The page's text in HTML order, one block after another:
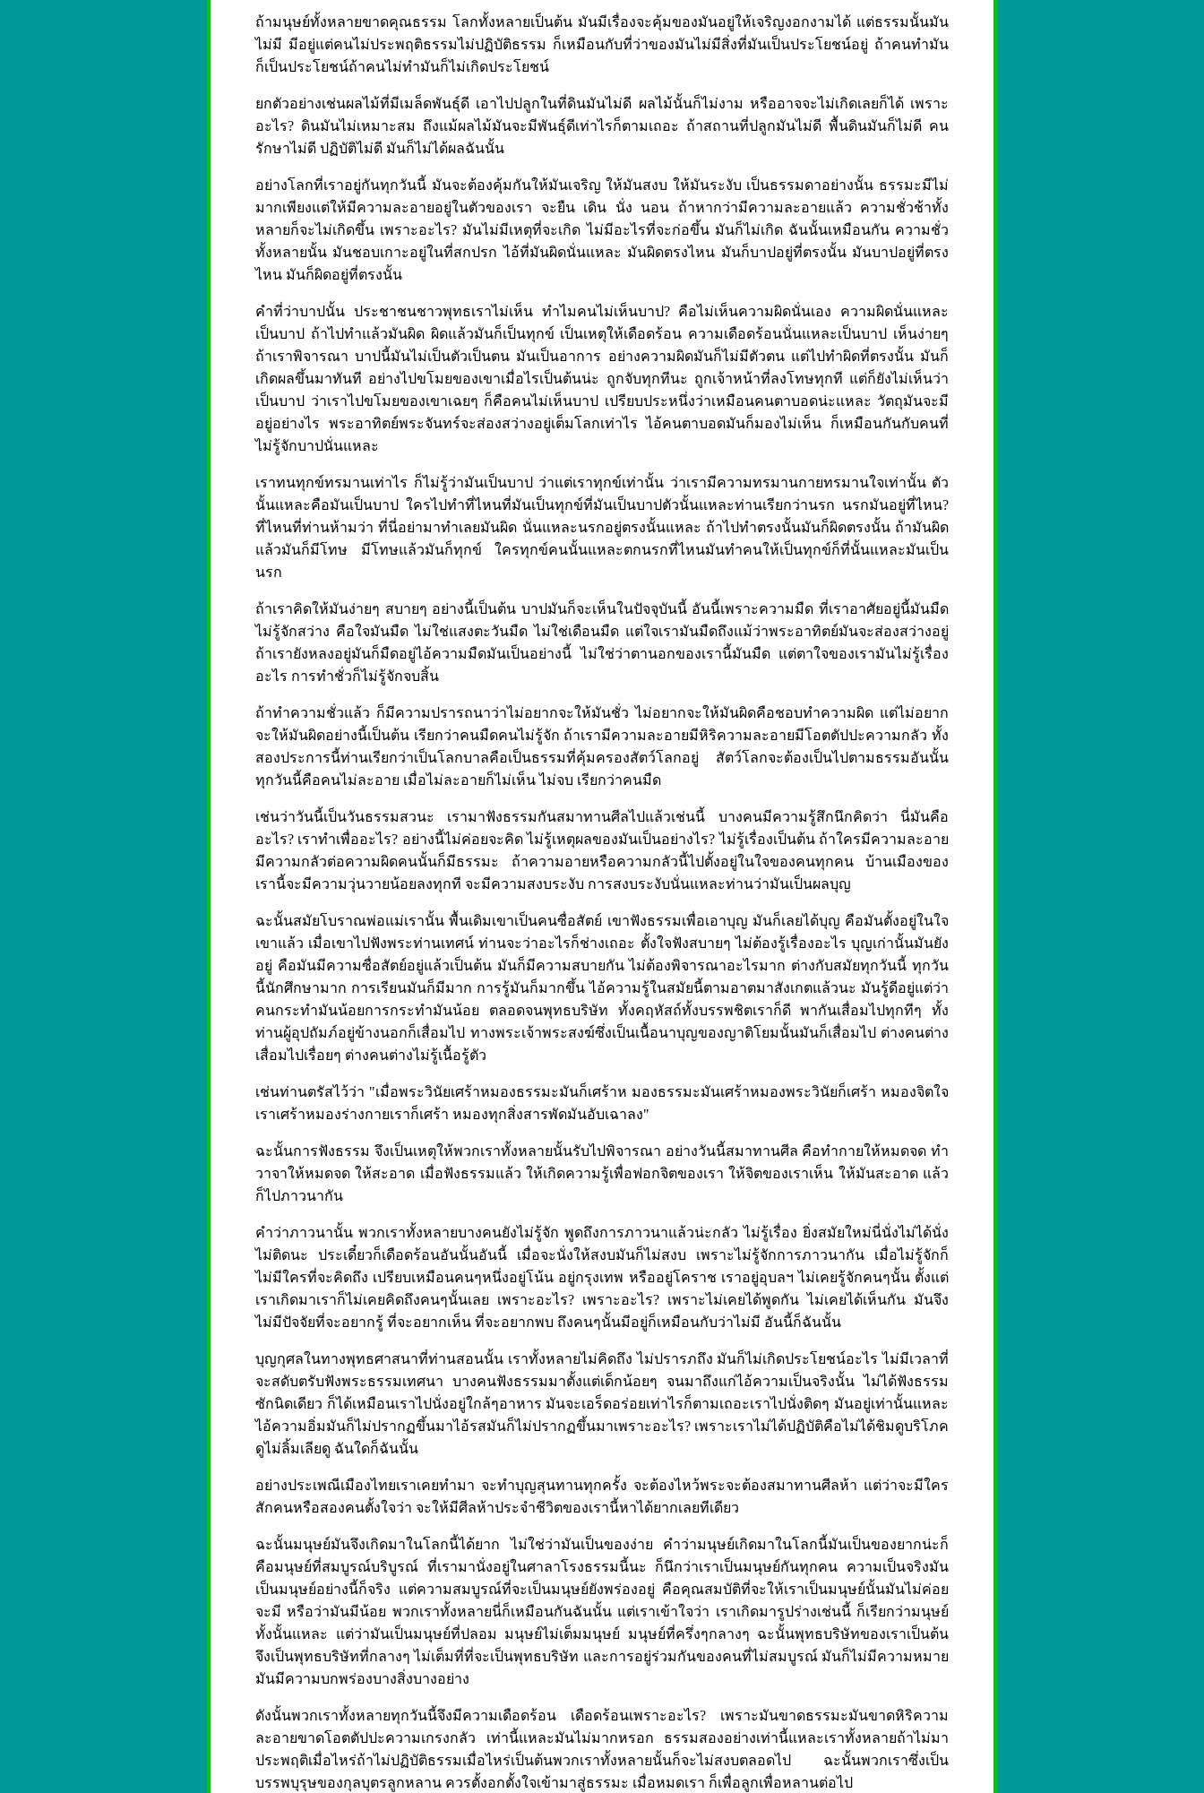
ถ้ามนุษย์ทั้งหลายขาดคุณธรรม โลกทั้งหลายเป็นต้น มันมีเรื่องจะคุ้มของมันอยู่ให้เจริญงอกงามได้ แต่ธรรมนั้นมัน
ไม่มี มีอยู่แต่คนไม่ประพฤติธรรมไม่ปฏิบัติธรรม ก็เหมือนกับที่ว่าของมันไม่มีสิ่งที่มันเป็นประโยชน์อยู่ ถ้าคนทำมัน
ก็เป็นประโยชน์ถ้าคนไม่ทำมันก็ไม่เกิดประโยชน์
ยกตัวอย่างเช่นผลไม้ที่มีเมล็ดพันธุ์ดี เอาไปปลูกในที่ดินมันไม่ดี ผลไม้นั้นก็ไม่งาม หรืออาจจะไม่เกิดเลยก็ได้ เพราะ
อะไร? ดินมันไม่เหมาะสม ถึงแม้ผลไม้มันจะมีพันธุ์ดีเท่าไรก็ตามเถอะ ถ้าสถานที่ปลูกมันไม่ดี พื้นดินมันก็ไม่ดี คน
รักษาไม่ดี ปฏิบัติไม่ดี มันก็ไม่ได้ผลฉันนั้น
อย่างโลกที่เราอยู่กันทุกวันนี้ มันจะต้องคุ้มกันให้มันเจริญ ให้มันสงบ ให้มันระงับ เป็นธรรมดาอย่างนั้น ธรรมะมีไม่
มากเพียงแต่ให้มีความละอายอยู่ในตัวของเรา จะยืน เดิน นั่ง นอน ถ้าหากว่ามีความละอายแล้ว ความชั่วช้าทั้ง
หลายก็จะไม่เกิดขึ้น เพราะอะไร? มันไม่มีเหตุที่จะเกิด ไม่มีอะไรที่จะก่อขึ้น มันก็ไม่เกิด ฉันนั้นเหมือนกัน ความชั่ว
ทั้งหลายนั้น มันชอบเกาะอยู่ในที่สกปรก ไอ้ที่มันผิดนั่นแหละ มันผิดตรงไหน มันก็บาปอยู่ที่ตรงนั้น มันบาปอยู่ที่ตรง
ไหน มันก็ผิดอยู่ที่ตรงนั้น
คำที่ว่าบาปนั้น ประชาชนชาวพุทธเราไม่เห็น ทำไมคนไม่เห็นบาป? คือไม่เห็นความผิดนั่นเอง ความผิดนั่นแหละ
เป็นบาป ถ้าไปทำแล้วมันผิด ผิดแล้วมันก็เป็นทุกข์ เป็นเหตุให้เดือดร้อน ความเดือดร้อนนั่นแหละเป็นบาป เห็นง่ายๆ
ถ้าเราพิจารณา บาปนี้มันไม่เป็นตัวเป็นตน มันเป็นอาการ อย่างความผิดมันก็ไม่มีตัวตน แต่ไปทำผิดที่ตรงนั้น มันก็
เกิดผลขึ้นมาทันที อย่างไปขโมยของเขาเมื่อไรเป็นต้นน่ะ ถูกจับทุกทีนะ ถูกเจ้าหน้าที่ลงโทษทุกที แต่ก็ยังไม่เห็นว่า
เป็นบาป ว่าเราไปขโมยของเขาเฉยๆ ก็คือคนไม่เห็นบาป เปรียบประหนึ่งว่าเหมือนคนตาบอดน่ะแหละ วัตถุมันจะมี
อยู่อย่างไร พระอาทิตย์พระจันทร์จะส่องสว่างอยู่เต็มโลกเท่าไร ไอ้คนตาบอดมันก็มองไม่เห็น ก็เหมือนกันกับคนที่
ไม่รู้จักบาปนั่นแหละ
เราทนทุกข์ทรมานเท่าไร ก็ไม่รู้ว่ามันเป็นบาป ว่าแต่เราทุกข์เท่านั้น ว่าเรามีความทรมานกายทรมานใจเท่านั้น ตัว
นั้นแหละคือมันเป็นบาป ใครไปทำที่ไหนที่มันเป็นทุกข์ที่มันเป็นบาปตัวนั้นแหละท่านเรียกว่านรก นรกมันอยู่ที่ไหน?
ที่ไหนที่ท่านห้ามว่า ที่นี่อย่ามาทำเลยมันผิด นั่นแหละนรกอยู่ตรงนั้นแหละ ถ้าไปทำตรงนั้นมันก็ผิดตรงนั้น ถ้ามันผิด
แล้วมันก็มีโทษ มีโทษแล้วมันก็ทุกข์ ใครทุกข์คนนั้นแหละตกนรกที่ไหนมันทำคนให้เป็นทุกข์ก็ที่นั้นแหละมันเป็น
นรก
ถ้าเราคิดให้มันง่ายๆ สบายๆ อย่างนี้เป็นต้น บาปมันก็จะเห็นในปัจจุบันนี้ อันนี้เพราะความมืด ที่เราอาศัยอยู่นี้มันมืด
ไม่รู้จักสว่าง คือใจมันมืด ไม่ใช่แสงตะวันมืด ไม่ใช่เดือนมืด แต่ใจเรามันมืดถึงแม้ว่าพระอาทิตย์มันจะส่องสว่างอยู่
ถ้าเรายังหลงอยู่มันก็มืดอยู่ไอ้ความมืดมันเป็นอย่างนี้ ไม่ใช่ว่าตานอกของเรานี้มันมืด แต่ตาใจของเรามันไม่รู้เรื่อง
อะไร การทำชั่วก็ไม่รู้จักจบสิ้น
ถ้าทำความชั่วแล้ว ก็มีความปรารถนาว่าไม่อยากจะให้มันชั่ว ไม่อยากจะให้มันผิดคือชอบทำความผิด แต่ไม่อยาก
จะให้มันผิดอย่างนี้เป็นต้น เรียกว่าคนมืดคนไม่รู้จัก ถ้าเรามีความละอายมีหิริความละอายมีโอตตัปปะความกลัว ทั้ง
สองประการนี้ท่านเรียกว่าเป็นโลกบาลคือเป็นธรรมที่คุ้มครองสัตว์โลกอยู่ สัตว์โลกจะต้องเป็นไปตามธรรมอันนั้น
ทุกวันนี้คือคนไม่ละอาย เมื่อไม่ละอายก็ไม่เห็น ไม่จบ เรียกว่าคนมืด
เช่นว่าวันนี้เป็นวันธรรมสวนะ เรามาฟังธรรมกันสมาทานศีลไปแล้วเช่นนี้ บางคนมีความรู้สึกนึกคิดว่า นี่มันคือ
อะไร? เราทำเพื่ออะไร? อย่างนี้ไม่ค่อยจะคิด ไม่รู้เหตุผลของมันเป็นอย่างไร? ไม่รู้เรื่องเป็นต้น ถ้าใครมีความละอาย
มีความกลัวต่อความผิดคนนั้นก็มีธรรมะ ถ้าความอายหรือความกลัวนี้ไปตั้งอยู่ในใจของคนทุกคน บ้านเมืองของ
เรานี้จะมีความวุ่นวายน้อยลงทุกที จะมีความสงบระงับ การสงบระงับนั่นแหละท่านว่ามันเป็นผลบุญ
ฉะนั้นสมัยโบราณพ่อแม่เรานั้น พื้นเดิมเขาเป็นคนซื่อสัตย์ เขาฟังธรรมเพื่อเอาบุญ มันก็เลยได้บุญ คือมันตั้งอยู่ในใจ
เขาแล้ว เมื่อเขาไปฟังพระท่านเทศน์ ท่านจะว่าอะไรก็ช่างเถอะ ตั้งใจฟังสบายๆ ไม่ต้องรู้เรื่องอะไร บุญเก่านั้นมันยัง
อยู่ คือมันมีความซื่อสัตย์อยู่แล้วเป็นต้น มันก็มีความสบายกัน ไม่ต้องพิจารณาอะไรมาก ต่างกับสมัยทุกวันนี้ ทุกวัน
นี้นักศึกษามาก การเรียนมันก็มีมาก การรู้มันก็มากขึ้น ไอ้ความรู้ในสมัยนี้ตามอาตมาสังเกตแล้วนะ มันรู้ดีอยู่แต่ว่า
คนกระทำมันน้อยการกระทำมันน้อย ตลอดจนพุทธบริษัท ทั้งคฤหัสถ์ทั้งบรรพชิตเราก็ดี พากันเสื่อมไปทุกทีๆ ทั้ง
ท่านผู้อุปถัมภ์อยู่ข้างนอกก็เสื่อมไป ทางพระเจ้าพระสงฆ์ซึ่งเป็นเนื้อนาบุญของญาติโยมนั้นมันก็เสื่อมไป ต่างคนต่าง
เสื่อมไปเรื่อยๆ ต่างคนต่างไม่รู้เนื้อรู้ตัว
เช่นท่านตรัสไว้ว่า "เมื่อพระวินัยเศร้าหมองธรรมะมันก็เศร้าห มองธรรมะมันเศร้าหมองพระวินัยก็เศร้า หมองจิตใจ
เราเศร้าหมองร่างกายเราก็เศร้า หมองทุกสิ่งสารพัดมันอับเฉาลง"
ฉะนั้นการฟังธรรม จึงเป็นเหตุให้พวกเราทั้งหลายนั้นรับไปพิจารณา อย่างวันนี้สมาทานศีล คือทำกายให้หมดจด ทำ
วาจาให้หมดจด ให้สะอาด เมื่อฟังธรรมแล้ว ให้เกิดความรู้เพื่อฟอกจิตของเรา ให้จิตของเราเห็น ให้มันสะอาด แล้ว
ก็ไปภาวนากัน
คำว่าภาวนานั้น พวกเราทั้งหลายบางคนยังไม่รู้จัก พูดถึงการภาวนาแล้วน่ะกลัว ไม่รู้เรื่อง ยิ่งสมัยใหม่นี่นั่งไม่ได้นั่ง
ไม่ติดนะ ประเดี๋ยวก็เดือดร้อนอันนั้นอันนี้ เมื่อจะนั่งให้สงบมันก็ไม่สงบ เพราะไม่รู้จักการภาวนากัน เมื่อไม่รู้จักก็
ไม่มีใครที่จะคิดถึง เปรียบเหมือนคนๆหนึ่งอยู่โน้น อยู่กรุงเทพ หรืออยู่โคราช เราอยู่อุบลฯ ไม่เคยรู้จักคนๆนั้น ตั้งแต่
เราเกิดมาเราก็ไม่เคยคิดถึงคนๆนั้นเลย เพราะอะไร? เพราะอะไร? เพราะไม่เคยได้พูดกัน ไม่เคยได้เห็นกัน มันจึง
ไม่มีปัจจัยที่จะอยากรู้ ที่จะอยากเห็น ที่จะอยากพบ ถึงคนๆนั้นมีอยู่ก็เหมือนกับว่าไม่มี อันนี้ก็ฉันนั้น
บุญกุศลในทางพุทธศาสนาที่ท่านสอนนั้น เราทั้งหลายไม่คิดถึง ไม่ปรารภถึง มันก็ไม่เกิดประโยชน์อะไร ไม่มีเวลาที่
จะสดับตรับฟังพระธรรมเทศนา บางคนฟังธรรมมาตั้งแต่เด็กน้อยๆ จนมาถึงแก่ไอ้ความเป็นจริงนั้น ไม่ได้ฟังธรรม
ซักนิดเดียว ก็ได้เหมือนเราไปนั่งอยู่ใกล้ๆอาหาร มันจะเอร็ดอร่อยเท่าไรก็ตามเถอะเราไปนั่งติดๆ มันอยู่เท่านั้นแหละ
ไอ้ความอิ่มมันก็ไม่ปรากฏขึ้นมาไอ้รสมันก็ไม่ปรากฏขึ้นมาเพราะอะไร? เพราะเราไม่ได้ปฏิบัติคือไม่ได้ชิมดูบริโภค
ดูไม่ลิ้มเลียดู ฉันใดก็ฉันนั้น
อย่างประเพณีเมืองไทยเราเคยทำมา จะทำบุญสุนทานทุกครั้ง จะต้องไหว้พระจะต้องสมาทานศีลห้า แต่ว่าจะมีใคร
สักคนหรือสองคนตั้งใจว่า จะให้มีศีลห้าประจำชีวิตของเรานี้หาได้ยากเลยทีเดียว
ฉะนั้นมนุษย์มันจึงเกิดมาในโลกนี้ได้ยาก ไม่ใช่ว่ามันเป็นของง่าย คำว่ามนุษย์เกิดมาในโลกนี้มันเป็นของยากน่ะก็
คือมนุษย์ที่สมบูรณ์บริบูรณ์ ที่เรามานั่งอยู่ในศาลาโรงธรรมนี้นะ ก็นึกว่าเราเป็นมนุษย์กันทุกคน ความเป็นจริงมัน
เป็นมนุษย์อย่างนี้ก็จริง แต่ความสมบูรณ์ที่จะเป็นมนุษย์ยังพร่องอยู่ คือคุณสมบัติที่จะให้เราเป็นมนุษย์นั้นมันไม่ค่อย
จะมี หรือว่ามันมีน้อย พวกเราทั้งหลายนี่ก็เหมือนกันฉันนั้น แต่เราเข้าใจว่า เราเกิดมารูปร่างเช่นนี้ ก็เรียกว่ามนุษย์
ทั้งนั้นแหละ แต่ว่ามันเป็นมนุษย์ที่ปลอม มนุษย์ไม่เต็มมนุษย์ มนุษย์ที่ครึ่งๆกลางๆ ฉะนั้นพุทธบริษัทของเราเป็นต้น
จึงเป็นพุทธบริษัทที่กลางๆ ไม่เต็มที่ที่จะเป็นพุทธบริษัท และการอยู่ร่วมกันของคนที่ไม่สมบูรณ์ มันก็ไม่มีความหมาย
มันมีความบกพร่องบางสิ่งบางอย่าง
ดังนั้นพวกเราทั้งหลายทุกวันนี้จึงมีความเดือดร้อน เดือดร้อนเพราะอะไร? เพราะมันขาดธรรมะมันขาดหิริความ
ละอายขาดโอตตัปปะความเกรงกลัว เท่านี้แหละมันไม่มากหรอก ธรรมสองอย่างเท่านี้แหละเราทั้งหลายถ้าไม่มา
ประพฤติเมื่อไหร่ถ้าไม่ปฏิบัติธรรมเมื่อไหร่เป็นต้นพวกเราทั้งหลายนั้นก็จะไม่สงบตลอดไป ฉะนั้นพวกเราซึ่งเป็น
บรรพบุรุษของกุลบุตรลูกหลาน ควรตั้งอกตั้งใจเข้ามาสู่ธรรมะ เมื่อหมดเรา ก็เพื่อลูกเพื่อหลานต่อไป